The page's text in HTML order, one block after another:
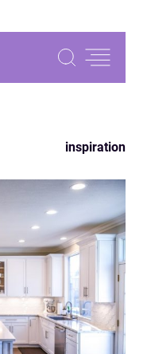
inspiration